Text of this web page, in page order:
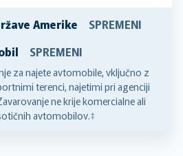
with
calendar
and
select
a
date.
Amerike
SPREMENI
SPREMENI
za najete avtomobile, vključno z
terenci, najetimi pri agenciji
ne krije komercialne ali
avtomobilov.‡